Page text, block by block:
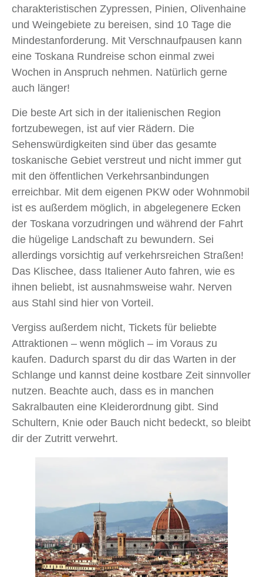
charakteristischen Zypressen, Pinien, Olivenhaine
und Weingebiete zu bereisen, sind 10 Tage die
Mindestanforderung. Mit Verschnaufpausen kann
eine Toskana Rundreise schon einmal zwei
Wochen in Anspruch nehmen. Natürlich gerne
auch länger!
Die beste Art sich in der italienischen Region
fortzubewegen, ist auf vier Rädern. Die
Sehenswürdigkeiten sind über das gesamte
toskanische Gebiet verstreut und nicht immer gut
mit den öffentlichen Verkehrsanbindungen
erreichbar. Mit dem eigenen PKW oder Wohnmobil
ist es außerdem möglich, in abgelegenere Ecken
der Toskana vorzudringen und während der Fahrt
die hügelige Landschaft zu bewundern. Sei
allerdings vorsichtig auf verkehrsreichen Straßen!
Das Klischee, dass Italiener Auto fahren, wie es
ihnen beliebt, ist ausnahmsweise wahr. Nerven
aus Stahl sind hier von Vorteil.
Vergiss außerdem nicht, Tickets für beliebte
Attraktionen – wenn möglich – im Voraus zu
kaufen. Dadurch sparst du dir das Warten in der
Schlange und kannst deine kostbare Zeit sinnvoller
nutzen. Beachte auch, dass es in manchen
Sakralbauten eine Kleiderordnung gibt. Sind
Schultern, Knie oder Bauch nicht bedeckt, so bleibt
dir der Zutritt verwehrt.